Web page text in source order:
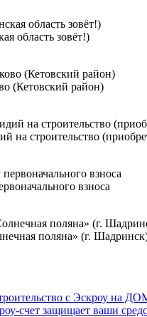
область зовёт!)
(Кетовский район)
на строительство
взноса
поляна» (г.